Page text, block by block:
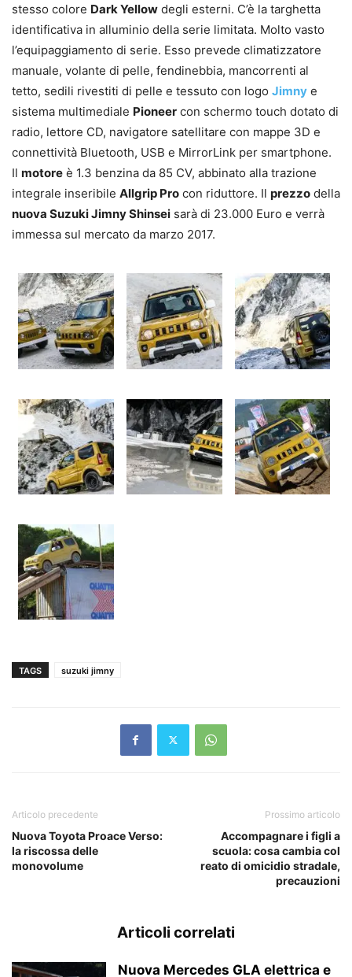
stesso colore Dark Yellow degli esterni. C’è la targhetta
identificativa in alluminio della serie limitata. Molto vasto
l’equipaggiamento di serie. Esso prevede climatizzatore
manuale, volante di pelle, fendinebbia, mancorrenti al
tetto, sedili rivestiti di pelle e tessuto con logo Jimny e
sistema multimediale Pioneer con schermo touch dotato di
radio, lettore CD, navigatore satellitare con mappe 3D e
connettività Bluetooth, USB e MirrorLink per smartphone.
Il motore è 1.3 benzina da 85 CV, abbinato alla trazione
integrale inseribile Allgrip Pro con riduttore. Il prezzo della
nuova Suzuki Jimny Shinsei sarà di 23.000 Euro e verrà
immessa sul mercato da marzo 2017.
TAGS suzuki jimny
Articolo precedente
Nuova Toyota Proace Verso:
la riscossa delle
monovolume
Prossimo articolo
Accompagnare i figli a
scuola: cosa cambia col
reato di omicidio stradale,
precauzioni
Articoli correlati
Nuova Mercedes GLA elettrica e